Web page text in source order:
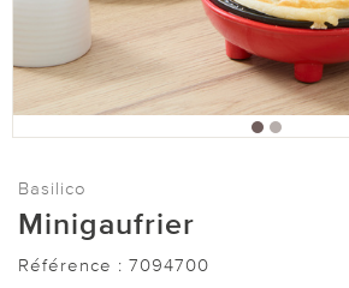
Basilico
Minigaufrier
Référence : 7094700